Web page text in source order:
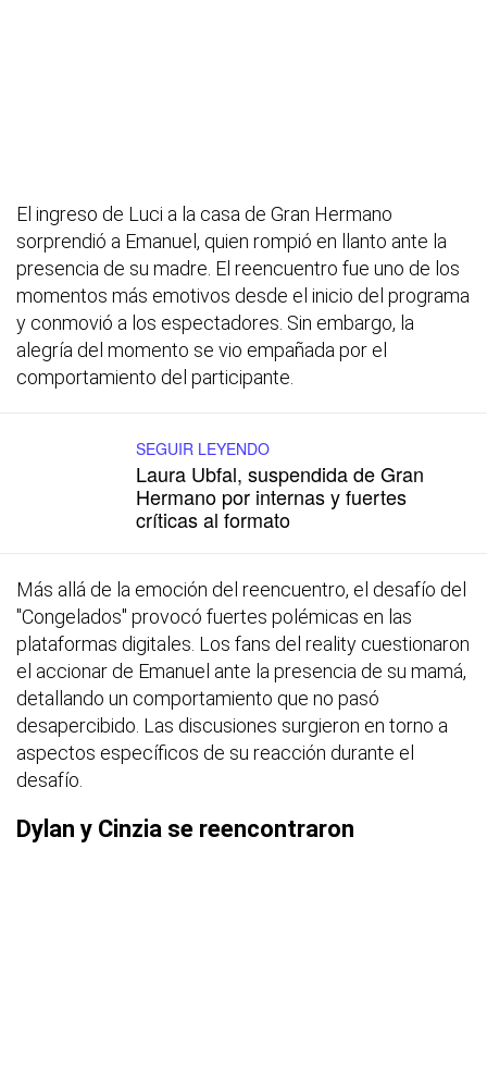
El ingreso de Luci a la casa de Gran Hermano
sorprendió a Emanuel, quien rompió en llanto ante la
presencia de su madre. El reencuentro fue uno de los
momentos más emotivos desde el inicio del programa
y conmovió a los espectadores. Sin embargo, la
alegría del momento se vio empañada por el
comportamiento del participante.
SEGUIR LEYENDO
Laura Ubfal, suspendida de Gran
Hermano por internas y fuertes
críticas al formato
Más allá de la emoción del reencuentro, el desafío del
"Congelados" provocó fuertes polémicas en las
plataformas digitales. Los fans del reality cuestionaron
el accionar de Emanuel ante la presencia de su mamá,
detallando un comportamiento que no pasó
desapercibido. Las discusiones surgieron en torno a
aspectos específicos de su reacción durante el
desafío.
Dylan y Cinzia se reencontraron